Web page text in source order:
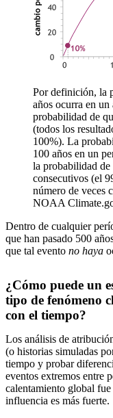
Por definición, la
años ocurra en
probabilidad de
(todos los
100%). La
100 años en un
la probabilidad de
consecutivos (el
número de veces
NOAA
Dentro de cualquier
que han pasado 500
que tal evento no haya
¿Cómo puede un
tipo de fenómeno
con el tiempo?
Los análisis de
(o historias simuladas
tiempo y probar
eventos extremos entre
calentamiento global
influencia es más fuerte.